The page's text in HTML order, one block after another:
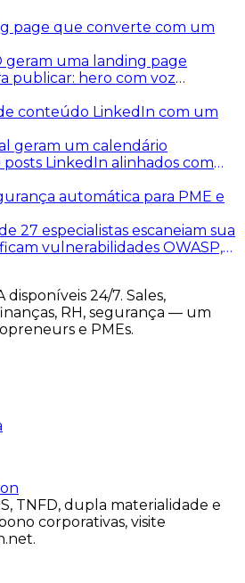
page que converte com um
geram uma landing page
publicar: hero com voz
de prova, FAQ direcionada,
cópias dos botões.
conteúdo LinkedIn com um
geram um calendário
LinkedIn alinhados com
audiência e seus tópicos pilares.
automática para PME e
27 especialistas escaneiam sua
vulnerabilidades OWASP,
NIS2 e RGPD, e
disponíveis 24/7. Sales,
RH, segurança — um
e PMEs.
TNFD, dupla materialidade e
corporativas, visite